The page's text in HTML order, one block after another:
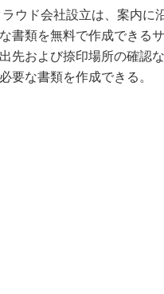
ウド会社設立は、案内に
書類を無料で作成できる
先および捺印場所の確認
要な書類を作成できる。